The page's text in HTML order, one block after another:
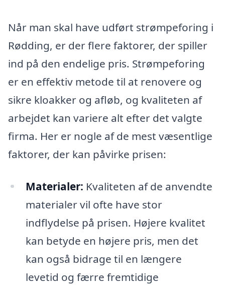
Når man skal have udført strømpeforing i
Rødding, er der flere faktorer, der spiller
ind på den endelige pris. Strømpeforing
er en effektiv metode til at renovere og
sikre kloakker og afløb, og kvaliteten af
arbejdet kan variere alt efter det valgte
firma. Her er nogle af de mest væsentlige
faktorer, der kan påvirke prisen:
Materialer: Kvaliteten af de anvendte
materialer vil ofte have stor
indflydelse på prisen. Højere kvalitet
kan betyde en højere pris, men det
kan også bidrage til en længere
levetid og færre fremtidige